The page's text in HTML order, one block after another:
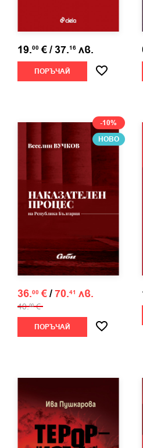
съвременен план, както и
НАП, МВР и прокуратурата при
В обобщение, книгата си
изграждането на подобрен модел
с примери от работещи модели в
са резултат от анализ и синтез
фактори, работещи емпирични
държави или структури и
19.00 €/37.16 лв.
ПОРЪЧАЙ
-10%
НОВО
36.00 €/70.41 лв.
40.00 €
ПОРЪЧАЙ